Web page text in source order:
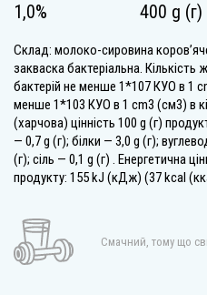
1,0% 400 g (г)
Склад: молоко-сировина
закваска бактеріальна.
бактерій не менше 1*107 КУО в 1
менше 1*103 КУО в 1 cm3 (см3) в
(харчова) цінність 100 g (г)
— 0,7 g (г); білки — 3,0 g (г);
(г); сіль — 0,1 g (г) . Енергетична
продукту: 155 kJ (кДж) (37 kcal
Смачний, тому що